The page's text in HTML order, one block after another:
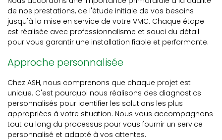
de nos prestations, de l'étude initiale de vos besoins
jusqu'à la mise en service de votre VMC. Chaque étape
est réalisée avec professionnalisme et souci du détail
pour vous garantir une installation fiable et performante.
Approche personnalisée
Chez ASH, nous comprenons que chaque projet est
unique. C'est pourquoi nous réalisons des diagnostics
personnalisés pour identifier les solutions les plus
appropriées à votre situation. Nous vous accompagnons
tout au long du processus pour vous fournir un service
personnalisé et adapté à vos attentes.